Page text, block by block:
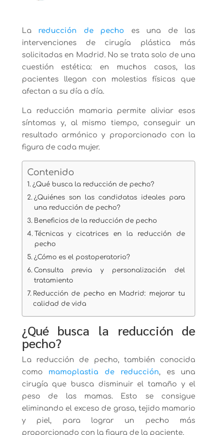
La reducción de pecho es una de las
intervenciones de cirugía plástica más
solicitadas en Madrid. No se trata solo de una
cuestión estética: en muchos casos, las
pacientes llegan con molestias físicas que
afectan a su día a día.
La reducción mamaria permite aliviar esos
síntomas y, al mismo tiempo, conseguir un
resultado armónico y proporcionado con la
figura de cada mujer.
Contenido
¿Qué busca la reducción de pecho?
¿Quiénes son las candidatas ideales para
una reducción de pecho?
Beneficios de la reducción de pecho
Técnicas y cicatrices en la reducción de
pecho
¿Cómo es el postoperatorio?
Consulta previa y personalización del
tratamiento
Reducción de pecho en Madrid: mejorar tu
calidad de vida
¿Qué busca la reducción de
pecho?
La reducción de pecho, también conocida
como mamoplastia de reducción, es una
cirugía que busca disminuir el tamaño y el
peso de las mamas. Esto se consigue
eliminando el exceso de grasa, tejido mamario
y piel, para lograr un pecho más
proporcionado con la figura de la paciente.